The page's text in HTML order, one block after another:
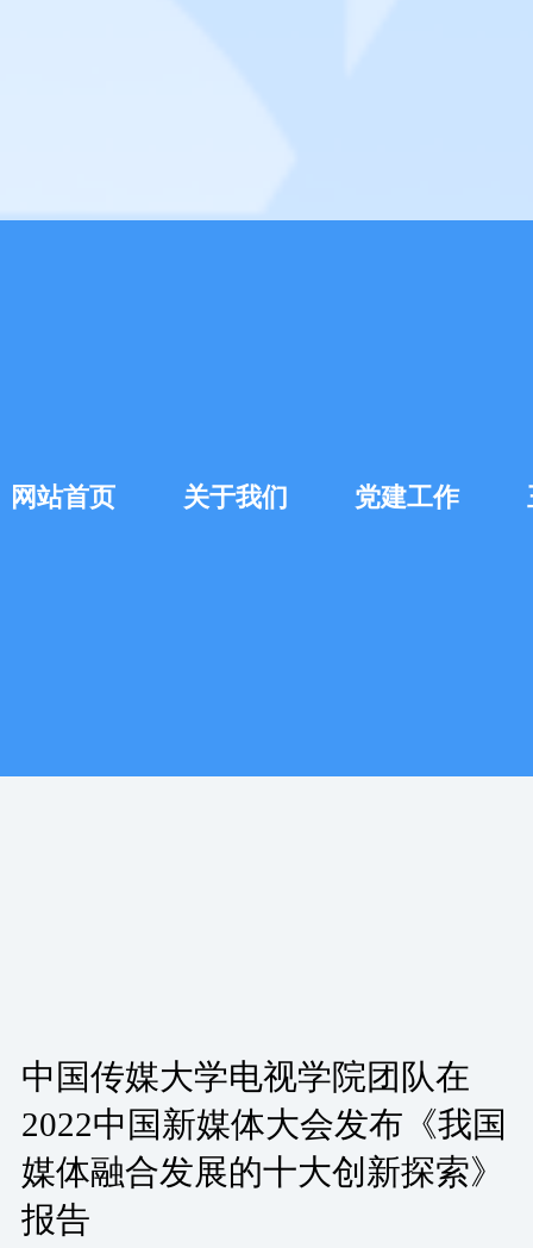
网站首页 关于我们 党建工作
中国传媒大学电视学院团队在
2022中国新媒体大会发布《我国
媒体融合发展的十大创新探索》
报告